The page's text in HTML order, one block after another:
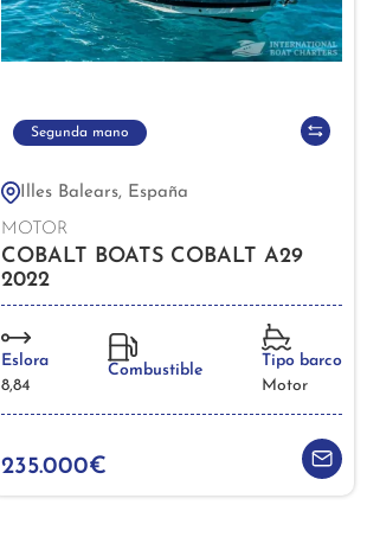
Segunda mano
Illes Balears, España
MOTOR
COBALT BOATS COBALT A29
2022
Eslora
8,84
Combustible
Tipo barco
Motor
235.000€